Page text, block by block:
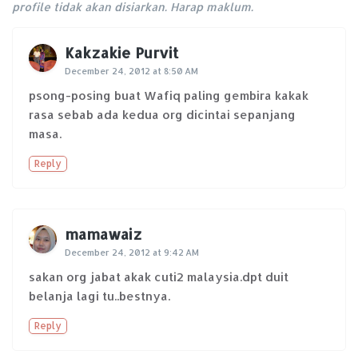
profile tidak akan disiarkan. Harap maklum.
Kakzakie Purvit
December 24, 2012 at 8:50 AM
psong-posing buat Wafiq paling gembira kakak
rasa sebab ada kedua org dicintai sepanjang
masa.
Reply
mamawaiz
December 24, 2012 at 9:42 AM
sakan org jabat akak cuti2 malaysia.dpt duit
belanja lagi tu..bestnya.
Reply